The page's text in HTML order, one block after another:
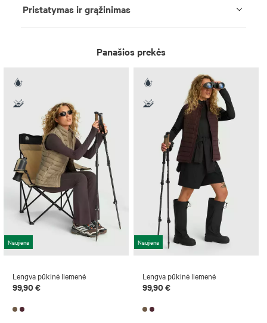
Pristatymas ir grąžinimas
Panašios prekės
Naujiena
Lengva pūkinė liemenė
99,90 €
Naujiena
Lengva pūkinė liemenė
99,90 €